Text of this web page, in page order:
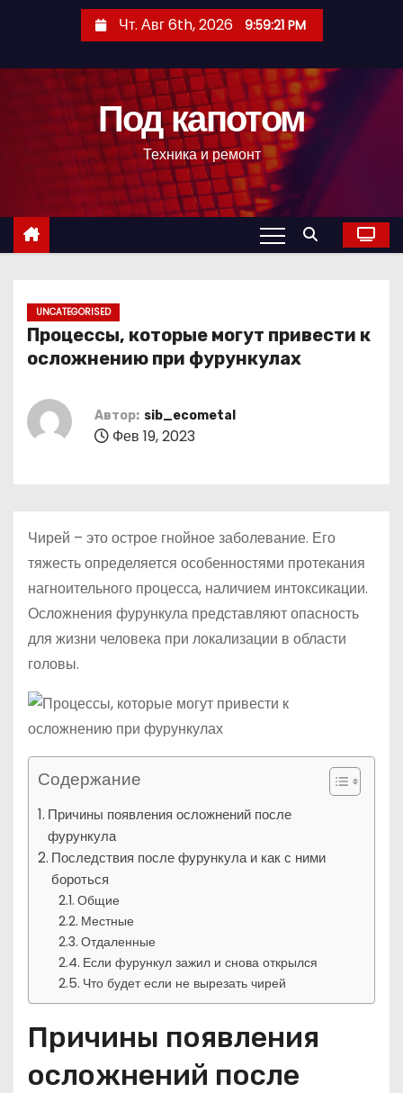
с
Чт. Авг 6th, 2026 9:59:23 PM
Под капотом
Техника и ремонт
UNCATEGORISED
Процессы, которые могут привести к
осложнению при фурункулах
Автор: sib_ecometal
Фев 19, 2023
Чирей – это острое гнойное заболевание. Его
тяжесть определяется особенностями протекания
нагноительного процесса, наличием интоксикации.
Осложнения фурункула представляют опасность
для жизни человека при локализации в области
головы.
Содержание
Причины появления осложнений после
фурункула
Последствия после фурункула и как с ними
бороться
Общие
Местные
Отдаленные
Если фурункул зажил и снова открылся
Что будет если не вырезать чирей
Причины появления
осложнений после